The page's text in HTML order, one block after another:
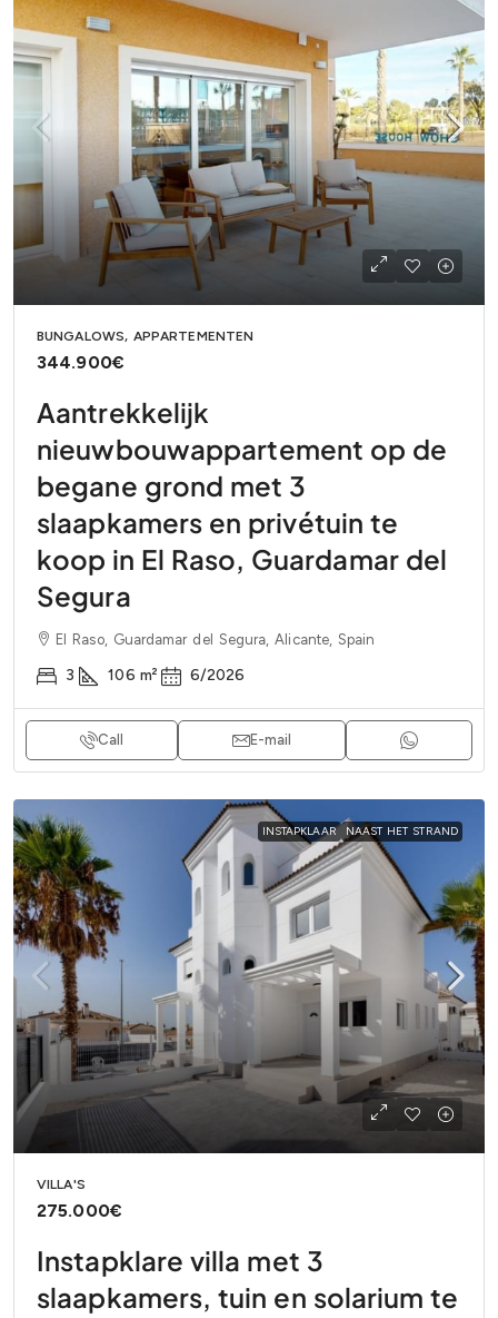
BUNGALOWS, APPARTEMENTEN
344.900€
Aantrekkelijk
nieuwbouwappartement op de
begane grond met 3
slaapkamers en privétuin te
koop in El Raso, Guardamar del
Segura
El Raso, Guardamar del Segura, Alicante, Spain
3 106 m² 6/2026
Call E-mail
INSTAPKLAAR NAAST HET STRAND
VILLA'S
275.000€
Instapklare villa met 3
slaapkamers, tuin en solarium te